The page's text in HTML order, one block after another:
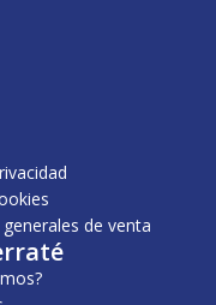
de venta